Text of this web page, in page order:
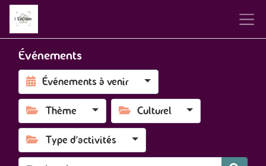
Événements
Événements à venir
Thème Culturel
Type d'activités